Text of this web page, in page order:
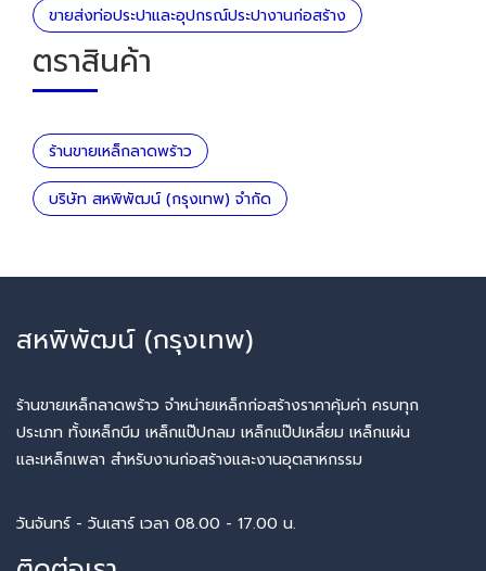
ขายส่งท่อประปาและอุปกรณ์ประปางานก่อสร้าง
ตราสินค้า
ร้านขายเหล็กลาดพร้าว
บริษัท สหพิพัฒน์ (กรุงเทพ) จำกัด
สหพิพัฒน์ (กรุงเทพ)
ร้านขายเหล็กลาดพร้าว จำหน่ายเหล็กก่อสร้างราคาคุ้มค่า ครบทุก
ประเภท ทั้งเหล็กบีม เหล็กแป๊ปกลม เหล็กแป๊ปเหลี่ยม เหล็กแผ่น
และเหล็กเพลา สำหรับงานก่อสร้างและงานอุตสาหกรรม
วันจันทร์ - วันเสาร์ เวลา 08.00 - 17.00 น.